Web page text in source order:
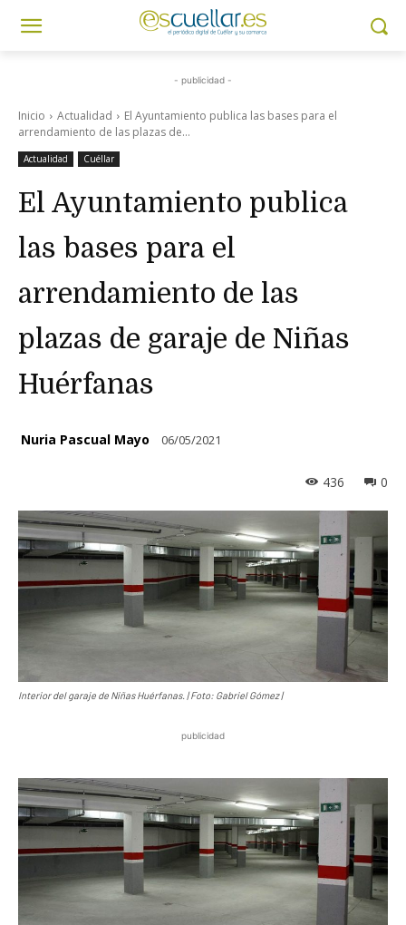
- publicidad -
Inicio Actualidad
El Ayuntamiento publica las bases para el
arrendamiento de las plazas de...
Actualidad Cuéllar
El Ayuntamiento publica
las bases para el
arrendamiento de las
plazas de garaje de Niñas
Huérfanas
Nuria Pascual Mayo 06/05/2021
0
436
Interior del garaje de Niñas Huérfanas. | Foto: Gabriel Gómez |
publicidad